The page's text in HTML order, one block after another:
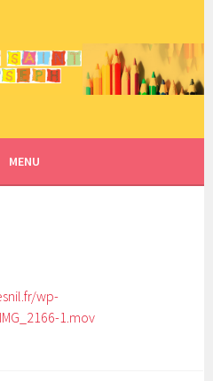
JOSEPH – LE
VALLÉE
MENU
wp-
1.mov